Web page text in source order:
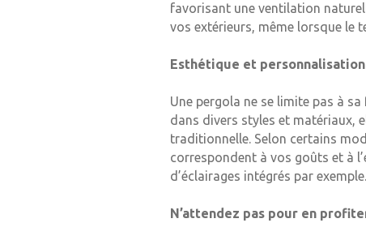
favorisant une ventilation
vos extérieurs, même lorsque le
Esthétique et personnalisation
Une pergola ne se limite pas à
dans divers styles et matériaux,
traditionnelle. Selon certains
correspondent à vos goûts et à
d’éclairages intégrés par exemple.
N’attendez pas pour en